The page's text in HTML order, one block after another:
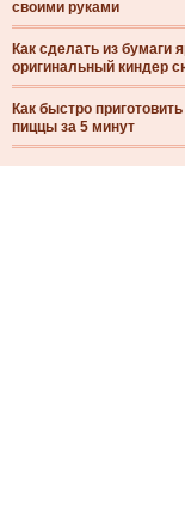
своими руками
Как сделать из бумаги
оригинальный киндер
Как быстро
пиццы за 5 минут